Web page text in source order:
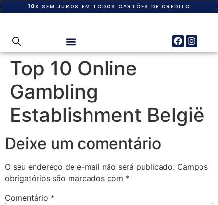
10X SEM JUROS EM TODOS CARTÕES DE CREDITO
Top 10 Online
Gambling
Establishment België
Deixe um comentário
O seu endereço de e-mail não será publicado. Campos
obrigatórios são marcados com *
Comentário *